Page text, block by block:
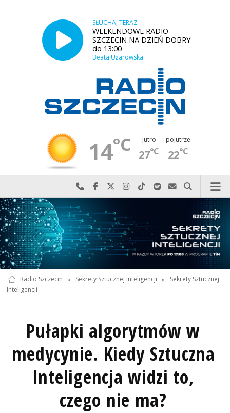
SŁUCHAJ TERAZ
WEEKENDOWE RADIO
SZCZECIN NA DZIEŃ DOBRY
do 13:00
Beata Użarowska
14°C jutro
27°C
pojutrze
22°C
Najlepiej po prostu do nas zadzwoń
Odwiedź nas na Facebook-u
Odwiedź nas na X
Odwiedź nas na Instagram-ie
Odwiedź nas na TikTok-u
Szukaj nas na Spotify
Wyślij do nas
Szukaj
Radio Szczecin » Sekrety Sztucznej Inteligencji »
Sekrety Sztucznej
Inteligencji
Pułapki algorytmów w
medycynie. Kiedy Sztuczna
Inteligencja widzi to,
czego nie ma?